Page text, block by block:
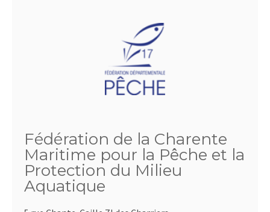
Fédération de la Charente
Maritime pour la Pêche et la
Protection du Milieu
Aquatique